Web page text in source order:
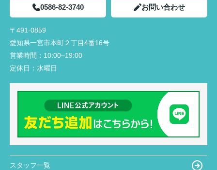
0586-82-3740 お問い合わせ
〒491-0859
愛知県一宮市本町２丁目4番16号
営業時間： 10:00~19:00
定休日： 水曜日
スタッフ一覧